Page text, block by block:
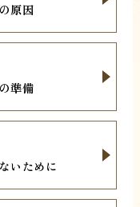
原因
準備
いために